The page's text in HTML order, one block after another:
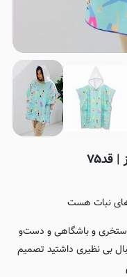
نبات هست
استخری و باشگاهی و دست‌و
بی نظیری داشتید تصمیم